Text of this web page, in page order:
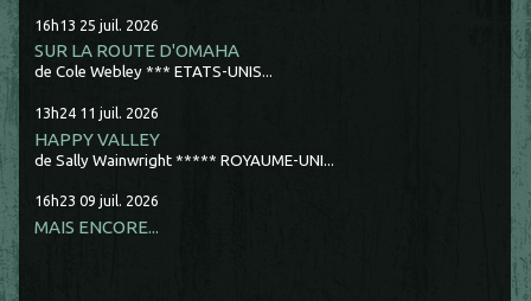
16h13 25 juil. 2026
SUR LA ROUTE D'OMAHA
de Cole Webley *** ETATS-UNIS...
13h24 11 juil. 2026
HAPPY VALLEY
de Sally Wainwright ***** ROYAUME-UNI...
16h23 09 juil. 2026
MAIS ENCORE...